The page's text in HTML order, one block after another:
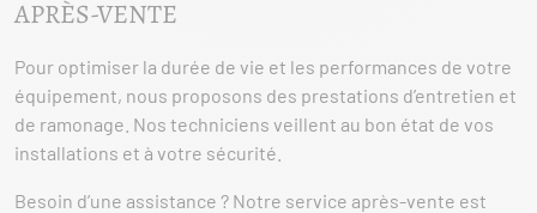
APRÈS-VENTE
Pour optimiser la durée de vie et les performances de votre
équipement, nous proposons des prestations d’entretien et
de ramonage. Nos techniciens veillent au bon état de vos
installations et à votre sécurité.
Besoin d’une assistance ? Notre service après-vente est